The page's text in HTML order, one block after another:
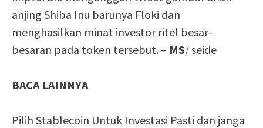
anjing Shiba Inu barunya Floki dan
menghasilkan minat investor ritel besar-
besaran pada token tersebut. – MS/ seide
BACA LAINNYA
Pilih Stablecoin Untuk Investasi Pasti dan janga